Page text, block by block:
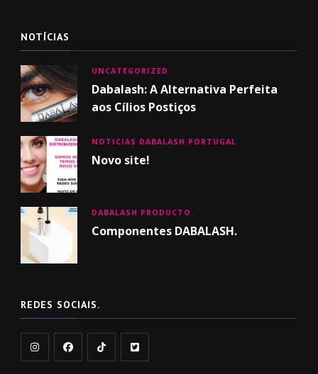
NOTÍCIAS
UNCATEGORIZED
Dabalash: A Alternativa Perfeita
aos Cílios Postiços
NOTICIAS DABALASH PORTUGAL
Novo site!
DABALASH PRODUCTO.
Componentes DABALASH.
REDES SOCIAIS.